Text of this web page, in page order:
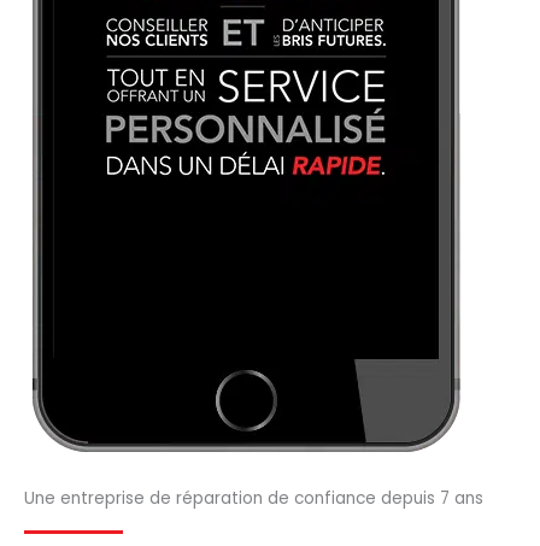
Une entreprise de réparation de confiance depuis 7 ans